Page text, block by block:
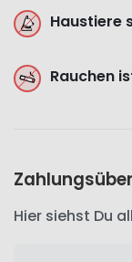
Haustiere
Rauchen
Hier siehst Du